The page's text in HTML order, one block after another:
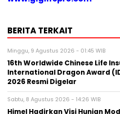
BERITA TERKAIT
Minggu, 9 Agustus 2026 - 01:45 WIB
16th Worldwide Chinese Life
International Dragon Award
2026 Resmi Digelar
Sabtu, 8 Agustus 2026 - 14:26 WIB
Himel Hadirkan Visi Hunian